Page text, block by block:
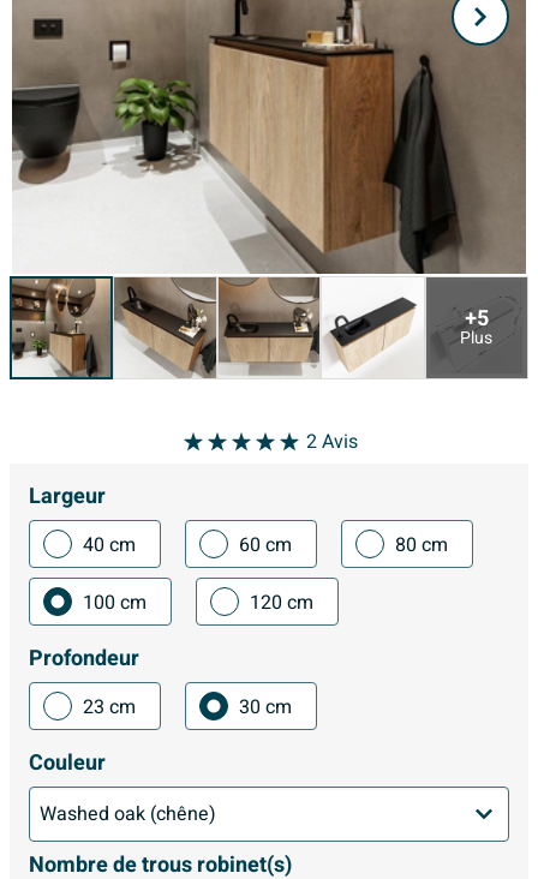
+5
Plus
2Avis
Largeur
40 cm 60 cm
80 cm
100 cm
120 cm
Profondeur
23 cm 30 cm
Couleur
Nombre de trous robinet(s)